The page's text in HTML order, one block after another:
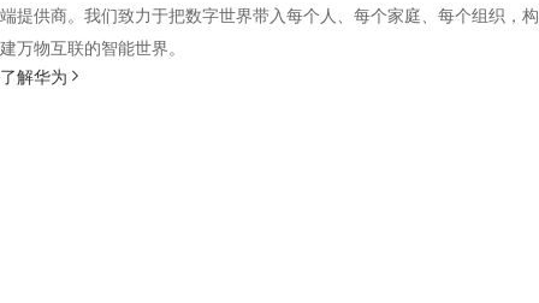
端提供商。我们致力于把数字世界带入每个人、每个家庭、每个组织，构
建万物互联的智能世界。
了解华为